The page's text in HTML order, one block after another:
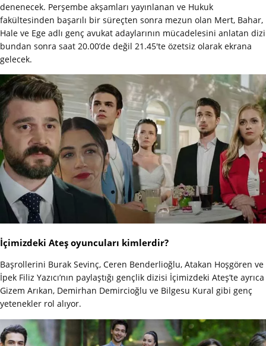
denenecek. Perşembe akşamları yayınlanan ve Hukuk
fakültesinden başarılı bir süreçten sonra mezun olan Mert, Bahar,
Hale ve Ege adlı genç avukat adaylarının mücadelesini anlatan dizi
bundan sonra saat 20.00’de değil 21.45'te özetsiz olarak ekrana
gelecek.
İçimizdeki Ateş oyuncuları kimlerdir?
Başrollerini Burak Sevinç, Ceren Benderlioğlu, Atakan Hoşgören ve
İpek Filiz Yazıcı’nın paylaştığı gençlik dizisi İçimizdeki Ateş’te ayrıca
Gizem Arıkan, Demirhan Demircioğlu ve Bilgesu Kural gibi genç
yetenekler rol alıyor.